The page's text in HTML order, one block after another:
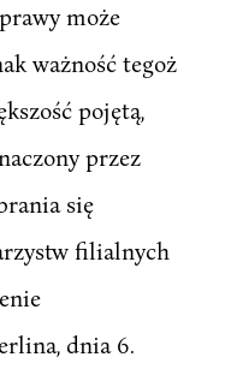
może
ważność tegoż
pojętą,
przez
się
filialnych
dnia 6.